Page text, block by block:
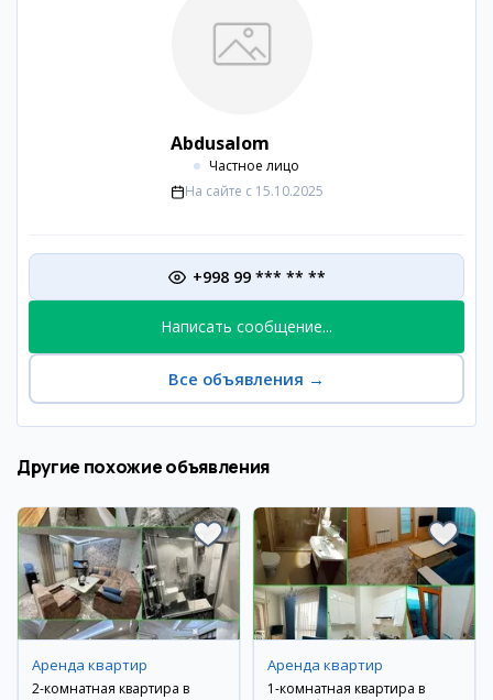
Abdusalom
Частное лицо
На сайте с 15.10.2025
+998 99 *** ** **
Написать сообщение...
Все объявления →
Другие похожие объявления
Аренда квартир
2-комнатная квартира в
Аренда квартир
1-комнатная квартира в